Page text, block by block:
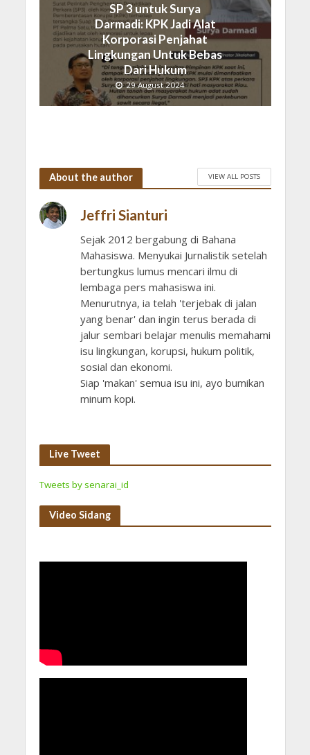
SP 3 untuk Surya
Darmadi: KPK Jadi Alat
Korporasi Penjahat
Lingkungan Untuk Bebas
Dari Hukum
29 August 2024
About the author VIEW ALL POSTS
Jeffri Sianturi
Sejak 2012 bergabung di Bahana
Mahasiswa. Menyukai Jurnalistik setelah
bertungkus lumus mencari ilmu di
lembaga pers mahasiswa ini.
Menurutnya, ia telah 'terjebak di jalan
yang benar' dan ingin terus berada di
jalur sembari belajar menulis memahami
isu lingkungan, korupsi, hukum politik,
sosial dan ekonomi.
Siap 'makan' semua isu ini, ayo bumikan
minum kopi.
Live Tweet
Tweets by senarai_id
Video Sidang